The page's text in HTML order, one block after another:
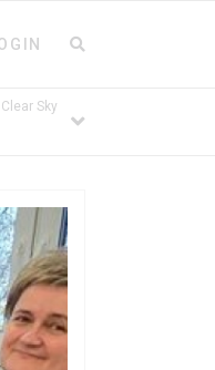
Clear Sky